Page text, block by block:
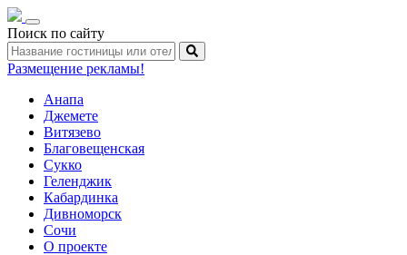
Toggle
navigation
Поиск по сайту
Размещение рекламы!
Анапа
Джемете
Витязево
Благовещенская
Сукко
Геленджик
Кабардинка
Дивноморск
Сочи
О проекте